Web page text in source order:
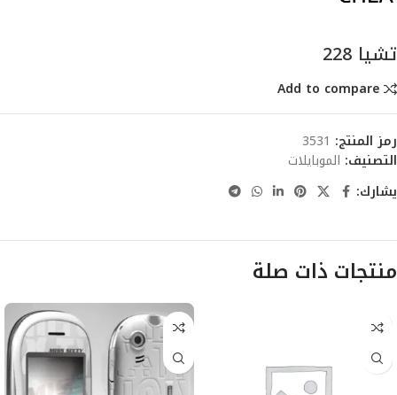
تشيا 228
Add to compare
رمز المنتج: 3531
التصنيف: الموبايلات
يشارك:
منتجات ذات صلة